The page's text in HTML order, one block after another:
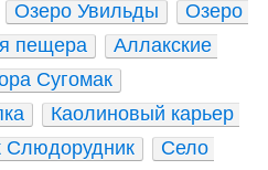
Озеро Увильды
Озеро
пещера
Аллакские
Сугомак
Каолиновый карьер
Слюдорудник
Село